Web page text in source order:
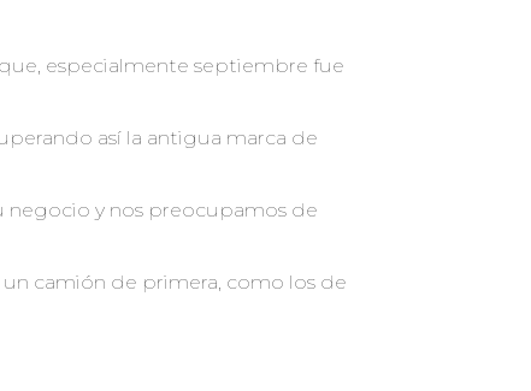
especialmente septiembre fue
así la antigua marca de
negocio y nos preocupamos de
camión de primera, como los de